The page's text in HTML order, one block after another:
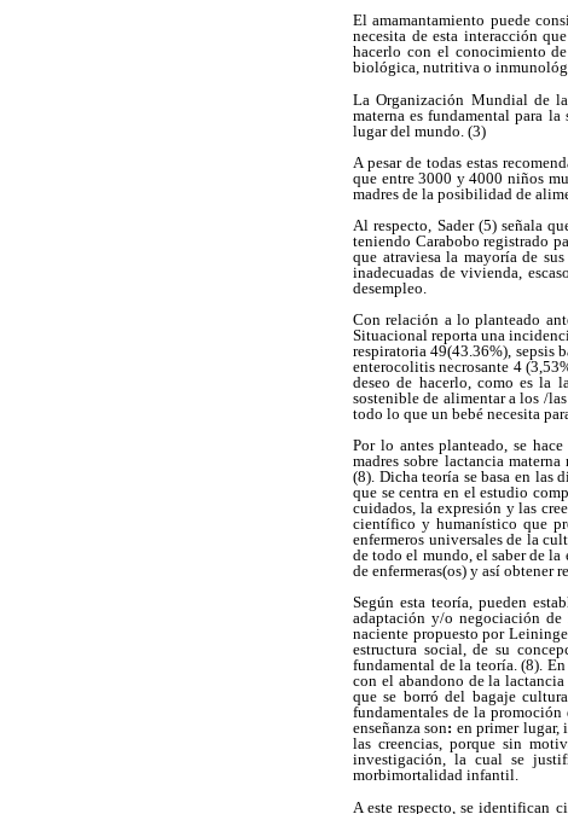
El amamantamiento puede
necesita de esta interacción
hacerlo con el conocimiento
biológica, nutritiva o
La Organización Mundial de
materna es fundamental para
lugar del mundo. (3)
A pesar de todas estas
que entre 3000 y 4000 niños
madres de la posibilidad de
Al respecto, Sader (5) señala
teniendo Carabobo registrado
que atraviesa la mayoría de
inadecuadas de vivienda,
desempleo.
Con relación a lo planteado
Situacional reporta una
respiratoria 49(43.36%), sepsis
enterocolitis necrosante 4
deseo de hacerlo, como es la
sostenible de alimentar a los /
todo lo que un bebé necesita
Por lo antes planteado, se
madres sobre lactancia
(8). Dicha teoría se basa en las
que se centra en el estudio
cuidados, la expresión y las
científico y humanístico que
enfermeros universales de la
de todo el mundo, el saber de
de enfermeras(os) y así obtener
Según esta teoría, pueden
adaptación y/o negociación
naciente propuesto por
estructura social, de su
fundamental de la teoría. (8).
con el abandono de la
que se borró del bagaje
fundamentales de la
enseñanza son: en primer lugar,
las creencias, porque sin
investigación, la cual se
morbimortalidad infantil.
A este respecto, se identifican